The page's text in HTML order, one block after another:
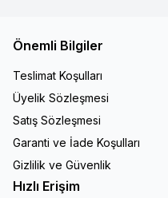
Önemli Bilgiler
Teslimat Koşulları
Üyelik Sözleşmesi
Satış Sözleşmesi
Garanti ve İade Koşulları
Gizlilik ve Güvenlik
Hızlı Erişim